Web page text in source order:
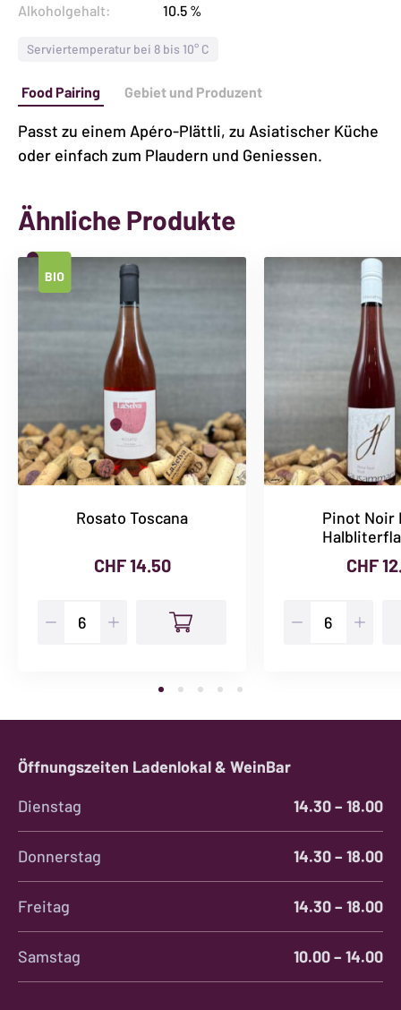
Alkoholgehalt:
10.5 %
Serviertemperatur bei 8 bis 10° C
Food Pairing Gebiet und Produzent
Passt zu einem Apéro-Plättli, zu Asiatischer Küche
oder einfach zum Plaudern und Geniessen.
Ähnliche Produkte
Rosato Toscana
CHF14.50
Rosato
Pinot Noir
CHF
Öffnungszeiten Ladenlokal & WeinBar
Dienstag
14.30 – 18.00
Donnerstag 14.30 – 18.00
Freitag 14.30 – 18.00
Samstag 10.00 – 14.00